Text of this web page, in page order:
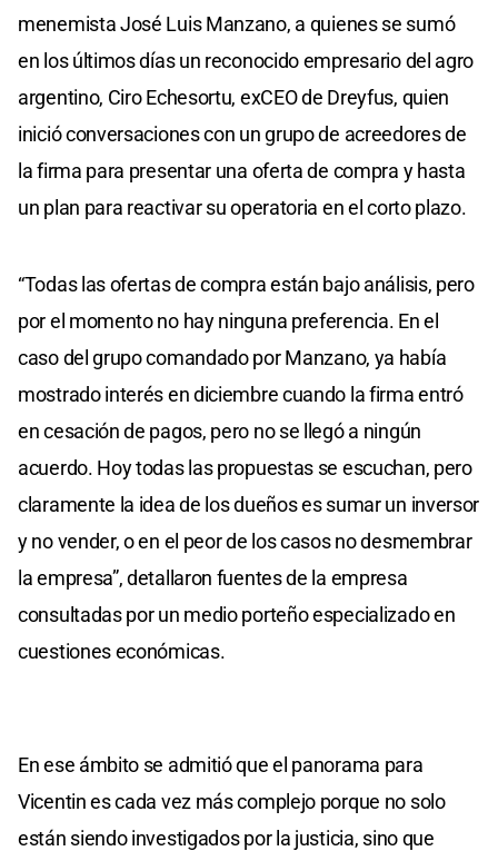
menemista José Luis Manzano, a quienes se sumó
en los últimos días un reconocido empresario del agro
argentino, Ciro Echesortu, exCEO de Dreyfus, quien
inició conversaciones con un grupo de acreedores de
la firma para presentar una oferta de compra y hasta
un plan para reactivar su operatoria en el corto plazo.
“Todas las ofertas de compra están bajo análisis, pero
por el momento no hay ninguna preferencia. En el
caso del grupo comandado por Manzano, ya había
mostrado interés en diciembre cuando la firma entró
en cesación de pagos, pero no se llegó a ningún
acuerdo. Hoy todas las propuestas se escuchan, pero
claramente la idea de los dueños es sumar un inversor
y no vender, o en el peor de los casos no desmembrar
la empresa”, detallaron fuentes de la empresa
consultadas por un medio porteño especializado en
cuestiones económicas.
En ese ámbito se admitió que el panorama para
Vicentin es cada vez más complejo porque no solo
están siendo investigados por la justicia, sino que